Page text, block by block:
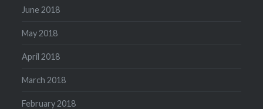
June 2018
May 2018
April 2018
March 2018
February 2018